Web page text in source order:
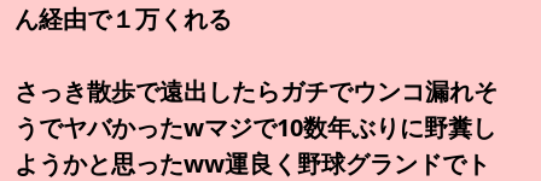
ん経由で１万くれる
さっき散歩で遠出したらガチでウンコ漏れそ
うでヤバかったwマジで10数年ぶりに野糞し
ようかと思ったww運良く野球グランドでト